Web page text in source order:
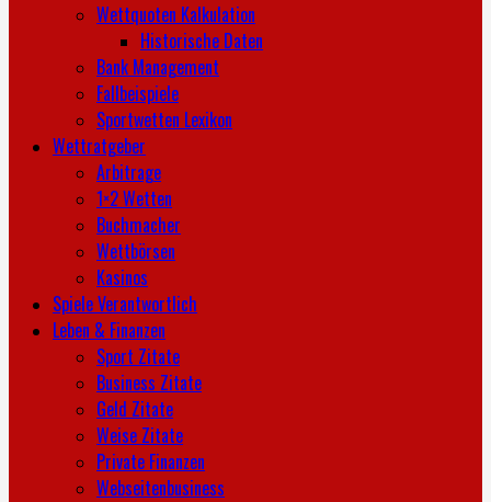
Wettquoten Kalkulation
Historische Daten
Bank Management
Fallbeispiele
Sportwetten Lexikon
Wettratgeber
Arbitrage
1×2 Wetten
Buchmacher
Wettbörsen
Kasinos
Spiele Verantwortlich
Leben & Finanzen
Sport Zitate
Business Zitate
Geld Zitate
Weise Zitate
Private Finanzen
Webseitenbusiness